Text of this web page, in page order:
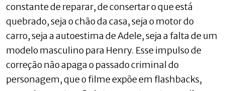
constante de reparar, de consertar o que está
quebrado, seja o chão da casa, seja o motor do
carro, seja a autoestima de Adele, seja a falta de um
modelo masculino para Henry. Esse impulso de
correção não apaga o passado criminal do
personagem, que o filme expõe em flashbacks,